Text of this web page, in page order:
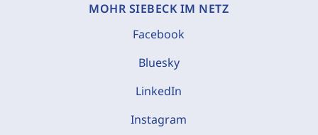
MOHR SIEBECK IM NETZ
Facebook
Bluesky
LinkedIn
Instagram